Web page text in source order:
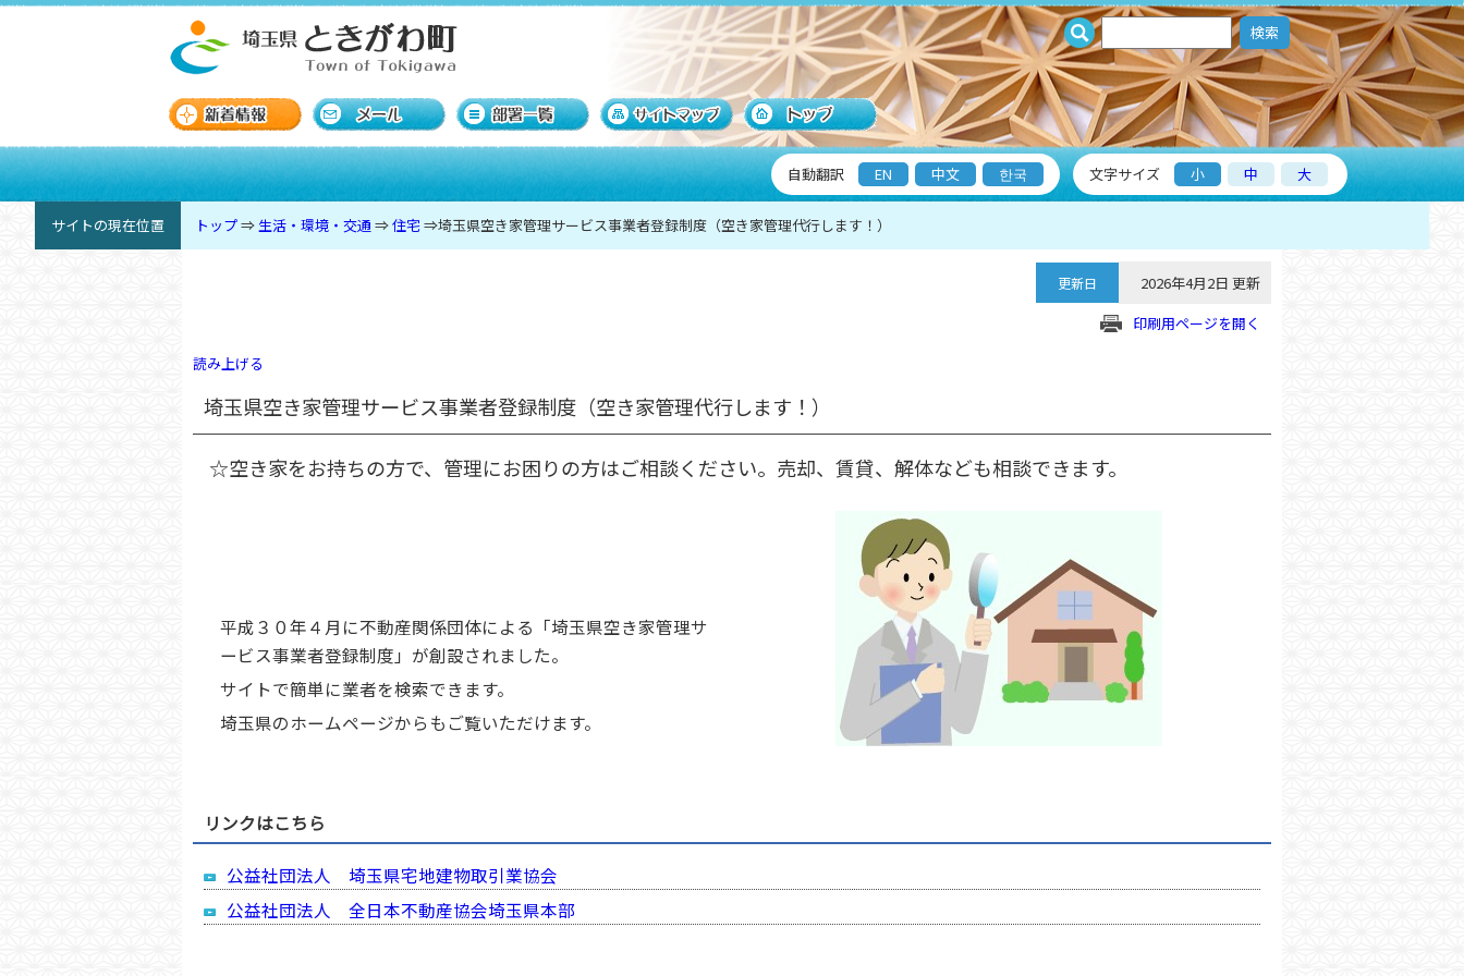
検索
自動翻訳 EN 中文 한국 文字サイズ 小 中 大
サイトの現在位置 トップ⇒生活・環境・交通 ⇒住宅⇒埼玉県空き家管理サービス事業者登録制度（空き家管理代行します！）
更新日
2026年4月2日 更新
印刷用ページを開く
読み上げる
埼玉県空き家管理サービス事業者登録制度（空き家管理代行します！）
☆空き家をお持ちの方で、管理にお困りの方はご相談ください。 売却、賃貸、解体なども相談できます。
平成３０年４月に不動産関係団体による「埼玉県空き家管理サ
ービス事業者登録制度」が創設されました。
サイトで簡単に業者を検索できます。
埼玉県のホームページからもご覧いただけます。
リンクはこちら
公益社団法人 埼玉県宅地建物取引業協会
公益社団法人 全日本不動産協会埼玉県本部